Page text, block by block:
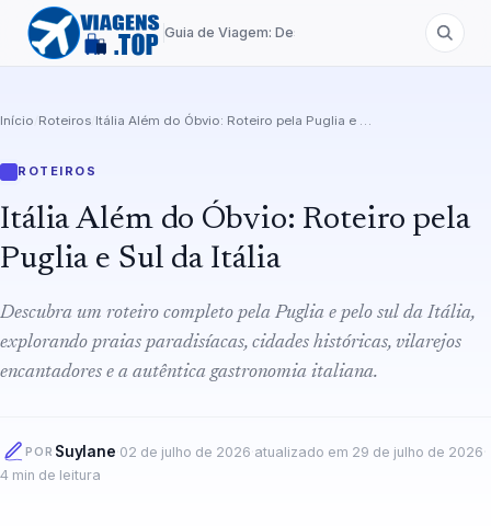
Guia de Viagem: Destinos de A a Z
Início Roteiros Itália Além do Óbvio: Roteiro pela Puglia e Sul da Itália
ROTEIROS
Itália Além do Óbvio: Roteiro pela
Puglia e Sul da Itália
Descubra um roteiro completo pela Puglia e pelo sul da Itália,
explorando praias paradisíacas, cidades históricas, vilarejos
encantadores e a autêntica gastronomia italiana.
POR Suylane 02 de julho de 2026 atualizado em 29 de julho de 2026
4 min de leitura